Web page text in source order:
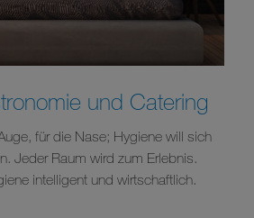
und Catering
für die Nase; Hygiene will sich
Jeder Raum wird zum Erlebnis.
intelligent und wirtschaftlich.